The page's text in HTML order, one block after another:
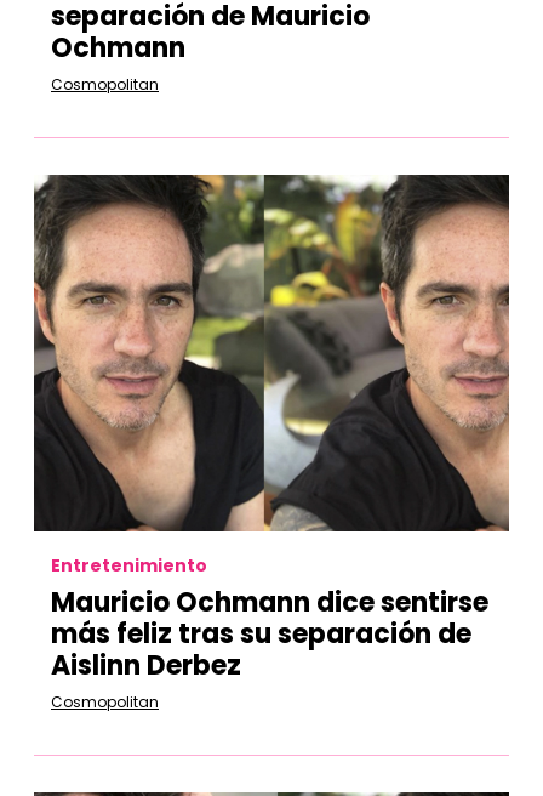
separación de Mauricio
Ochmann
Cosmopolitan
Entretenimiento
Mauricio Ochmann dice sentirse
más feliz tras su separación de
Aislinn Derbez
Cosmopolitan